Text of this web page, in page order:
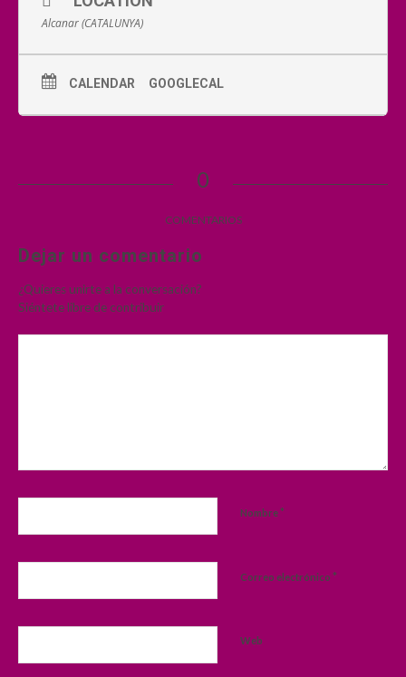
Alcanar (CATALUNYA)
CALENDAR GOOGLECAL
0
COMENTARIOS
Dejar un comentario
¿Quieres unirte a la conversación?
Siéntete libre de contribuir
Nombre*
Correo electrónico *
Web